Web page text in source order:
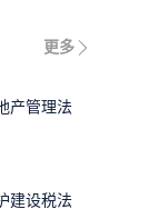
更多
产管理法
建设税法